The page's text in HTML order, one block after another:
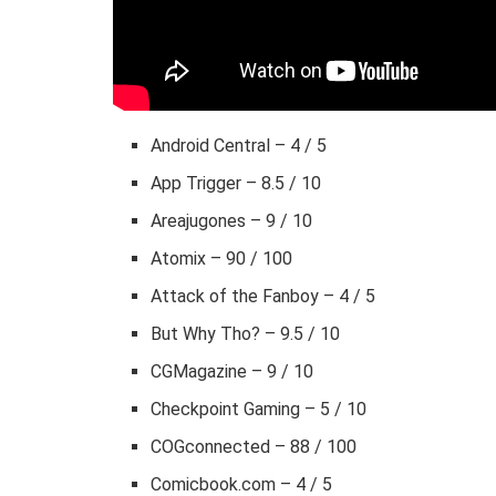
Android Central – 4 / 5
App Trigger – 8.5 / 10
Areajugones – 9 / 10
Atomix – 90 / 100
Attack of the Fanboy – 4 / 5
But Why Tho? – 9.5 / 10
CGMagazine – 9 / 10
Checkpoint Gaming – 5 / 10
COGconnected – 88 / 100
Comicbook.com – 4 / 5